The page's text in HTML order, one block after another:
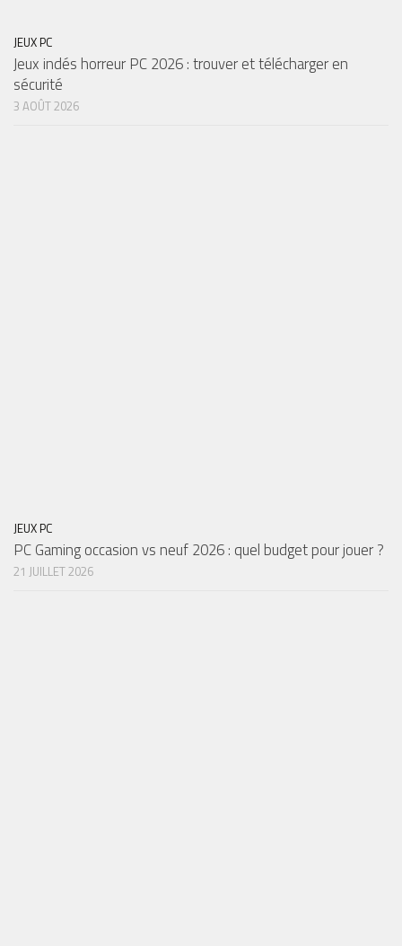
JEUX PC
Jeux indés horreur PC 2026 : trouver et télécharger en
sécurité
3 AOÛT 2026
JEUX PC
PC Gaming occasion vs neuf 2026 : quel budget pour jouer ?
21 JUILLET 2026